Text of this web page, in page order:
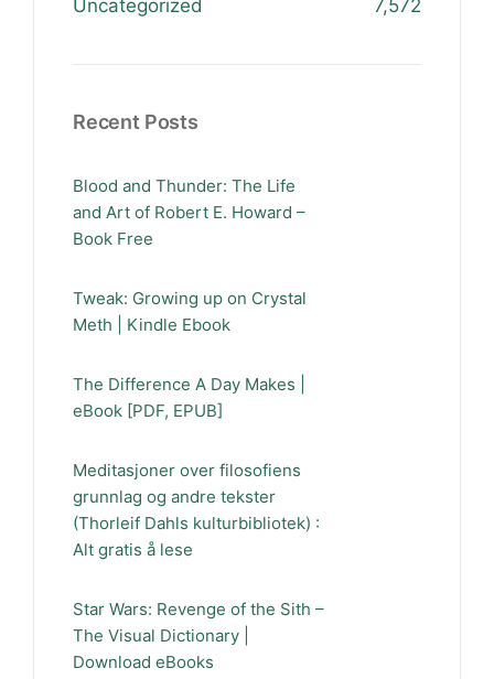
Uncategorized 7,572
Recent Posts
Blood and Thunder: The Life
and Art of Robert E. Howard –
Book Free
Tweak: Growing up on Crystal
Meth | Kindle Ebook
The Difference A Day Makes |
eBook [PDF, EPUB]
Meditasjoner over filosofiens
grunnlag og andre tekster
(Thorleif Dahls kulturbibliotek) :
Alt gratis å lese
Star Wars: Revenge of the Sith –
The Visual Dictionary |
Download eBooks